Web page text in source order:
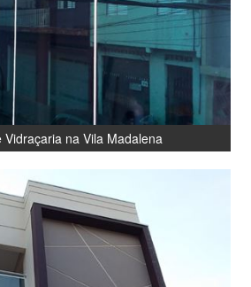
Vidraçaria na Vila Madalena